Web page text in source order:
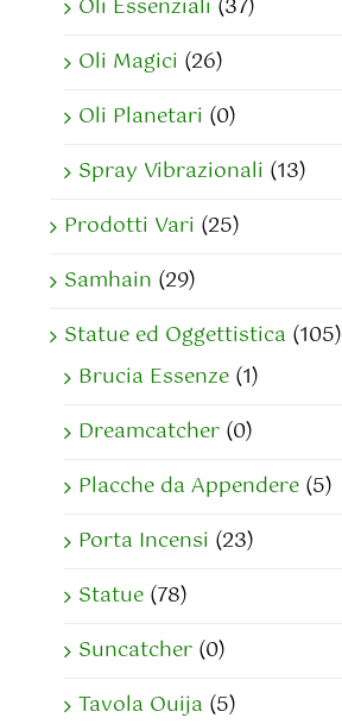
Oli Essenziali (37)
Oli Magici (26)
Oli Planetari (0)
Spray Vibrazionali (13)
Prodotti Vari (25)
Samhain (29)
Statue ed Oggettistica (105)
Brucia Essenze (1)
Dreamcatcher (0)
Placche da Appendere (5)
Porta Incensi (23)
Statue (78)
Suncatcher (0)
Tavola Ouija (5)